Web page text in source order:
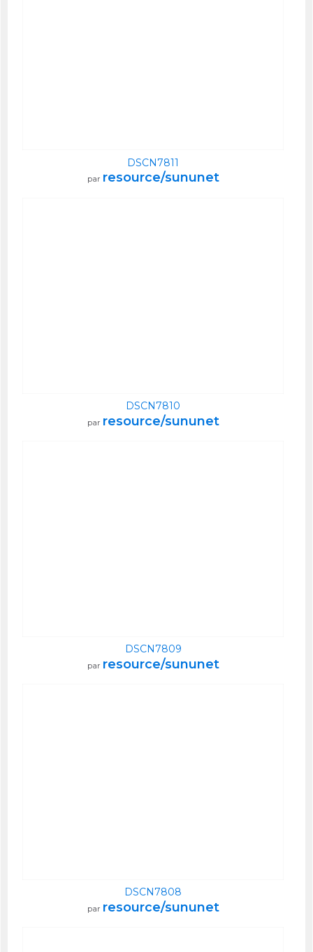
DSCN7811
par resource/sununet
DSCN7810
par resource/sununet
DSCN7809
par resource/sununet
DSCN7808
par resource/sununet